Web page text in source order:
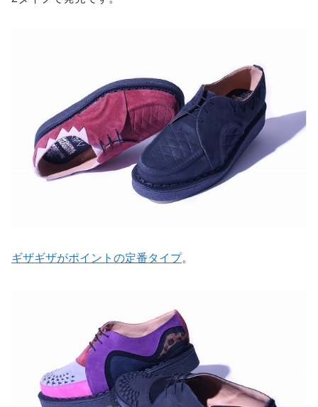
ギザギザがポイントの定番タイプ。